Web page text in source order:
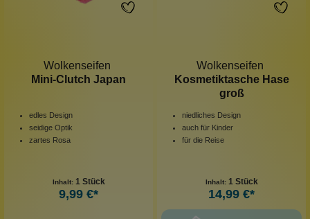
Wolkenseifen
Mini-Clutch Japan
edles Design
seidige Optik
zartes Rosa
Inhalt: 1 Stück
9,99 €*
Wolkenseifen
Kosmetiktasche Hase
groß
niedliches Design
auch für Kinder
für die Reise
Inhalt: 1 Stück
14,99 €*